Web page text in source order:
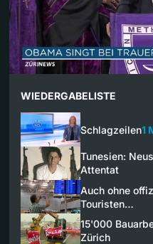
WIEDERGABELISTE
Schlagzeilen1
Tunesien:
Attentat
Auch ohne
Touristen…
15'000
Zürich